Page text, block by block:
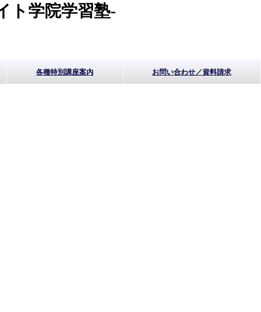
ト学院学習塾-
各種特別講座案内 お問い合わせ／資料請求